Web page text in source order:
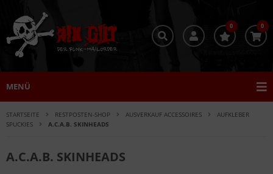
0 0
MENÜ
STARTSEITE RESTPOSTEN-SHOP AUSVERKAUF ACCESSOIRES
AUFKLEBER
SPUCKIES
A.C.A.B. SKINHEADS
A.C.A.B. SKINHEADS